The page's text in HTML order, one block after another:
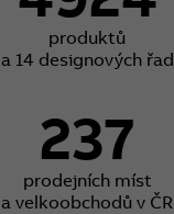
produktů
a 14 designových řad
237
prodejních míst
a velkoobchodů v ČR